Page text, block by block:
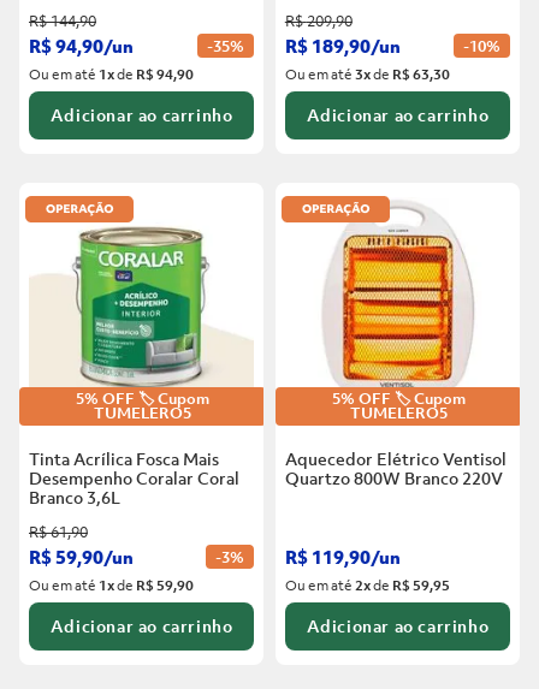
R$144,90
R$94,90/un -35%
Ou em até 1xde R$ 94,90
Adicionar ao carrinho
R$209,90
R$ 189,90/un -10%
Ou em até3xde R$ 63,30
Adicionar ao carrinho
5% OFF 🏷️ Cupom
TUMELERO5
Tinta Acrílica Fosca Mais
Desempenho Coralar Coral
Branco 3,6L
R$61,90
R$59,90/un -3%
Ou em até 1xde R$ 59,90
Adicionar ao carrinho
5% OFF 🏷️ Cupom
TUMELERO5
Aquecedor Elétrico Ventisol
Quartzo 800W Branco 220V
R$ 119,90/un
Ou em até2xde R$ 59,95
Adicionar ao carrinho